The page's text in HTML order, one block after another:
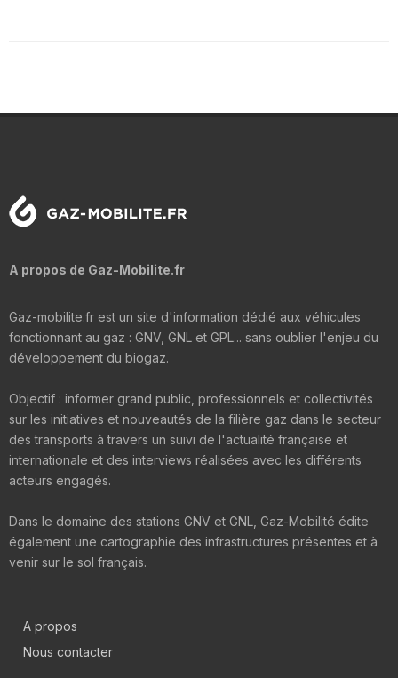
A propos de Gaz-Mobilite.fr
Gaz-mobilite.fr est un site d'information dédié aux véhicules
fonctionnant au gaz : GNV, GNL et GPL... sans oublier l'enjeu du
développement du biogaz.
Objectif : informer grand public, professionnels et collectivités
sur les initiatives et nouveautés de la filière gaz dans le secteur
des transports à travers un suivi de l'actualité française et
internationale et des interviews réalisées avec les différents
acteurs engagés.
Dans le domaine des stations GNV et GNL, Gaz-Mobilité édite
également une cartographie des infrastructures présentes et à
venir sur le sol français.
A propos
Nous contacter